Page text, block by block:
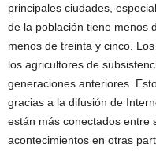
principales ciudades,
de la población tiene menos
menos de treinta y cinco.
los agricultores de
generaciones anteriores.
gracias a la difusión de
están más conectados entre
acontecimientos en otras